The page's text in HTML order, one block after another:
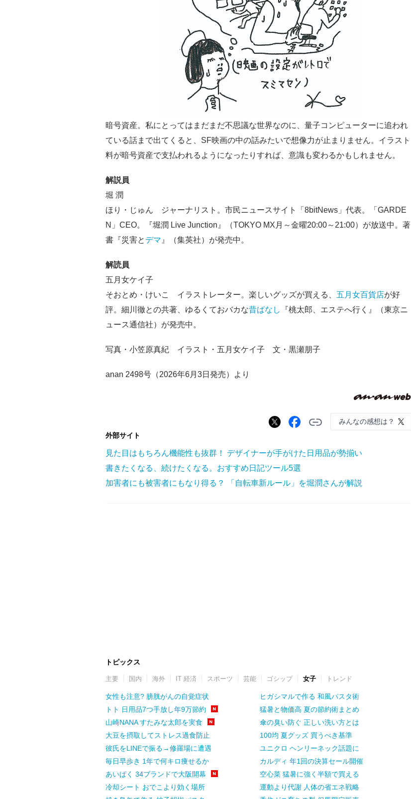
暗号資産。私にとってはまだまだ不思議な世界なのに、量子コンピューターに追われ
ている話まで出てくると、SF映画の中の話みたいで想像力が止まりません。イラスト
料が暗号資産で支払われるようになったりすれば、意識も変わるかもしれません。
解説員
堀 潤
ほり・じゅん ジャーナリスト。市民ニュースサイト「8bitNews」代表。「GARDE
N」CEO。『堀潤 Live Junction』（TOKYO MX月～金曜20:00～21:00）が放送中。著
書『災害と デマ 』（集英社）が発売中。
解読員
五月女ケイ子
そおとめ・けいこ イラストレーター。楽しいグッズが買える、 五月女百貨店が好
評。細川徹との共著、ゆるくておバカな昔ばなし
『桃太郎、エステへ行く』（東京ニ
ュース通信社）が発売中。
写真・小笠原真紀 イラスト・五月女ケイ子 文・黒瀬朋子
anan 2498号（2026年6月3日発売）より
みんなの感想は？
外部サイト
見た目はもちろん機能性も抜群！ デザイナーが手がけた日用品が勢揃い
書きたくなる、続けたくなる。おすすめ日記ツール5選
加害者にも被害者にもなり得る？ 「自転車新ルール」を堀潤さんが解説
トピックス
主要 国内 海外 IT 経済 スポーツ 芸能 ゴシップ 女子 トレンド
女性も注意? 膀胱がんの自覚症状
トト 日用品7つ手放し年9万節約
山崎NANA すたみな太郎を実食
大豆を摂取してストレス過食防止
彼氏をLINEで振る→修羅場に遭遇
毎日早歩き 1年で何キロ痩せるか
あいぱく 34ブランドで大阪開幕
冷却シート おでこより効く場所
ヒガシマルで作る 和風パスタ術
猛暑と物価高 夏の節約術まとめ
傘の臭い防ぐ 正しい洗い方とは
100均 夏グッズ 買うべき基準
ユニクロ ヘンリーネック話題に
カルディ 年1回の決算セール開催
空心菜 猛暑に強く半額で買える
運動より代謝 人体の省エネ戦略